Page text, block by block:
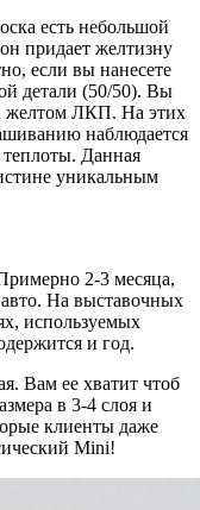
есть небольшой
придает желтизну
если вы нанесете
детали (50/50). Вы
желтом ЛКП. На этих
наблюдается
Данная
уникальным
2-3 месяца,
На выставочных
используемых
и год.
Вам ее хватит чтоб
в 3-4 слоя и
клиенты даже
Mini!